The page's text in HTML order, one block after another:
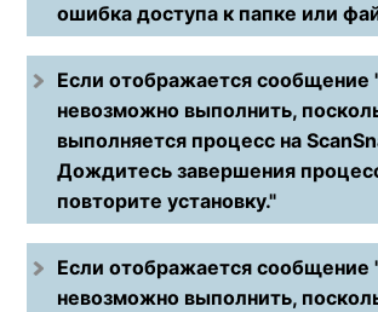
ошибка доступа к папке или
Если отображается сообщение
невозможно выполнить,
выполняется процесс на
Дождитесь завершения
повторите установку."
Если отображается сообщение
невозможно выполнить,